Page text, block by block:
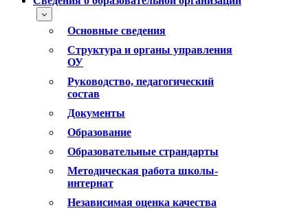
Основные сведения
Структура и органы управления
ОУ
Руководство, педагогический
состав
Документы
Образование
Образовательные страндарты
Методическая работа школы-
интернат
Независимая оценка качества